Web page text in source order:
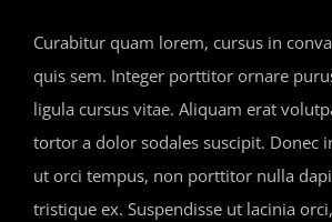
Curabitur quam lorem, cursus in
quis sem. Integer porttitor ornare
ligula cursus vitae. Aliquam erat
tortor a dolor sodales suscipit. Donec
ut orci tempus, non porttitor nulla
tristique ex. Suspendisse ut lacinia